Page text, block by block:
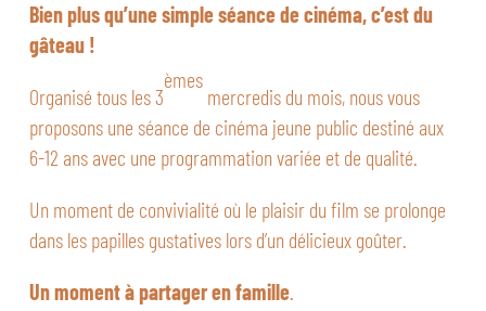
Bien plus qu’une simple séance de cinéma, c’est du
gâteau !
Organisé tous les 3
èmes
mercredis du mois, nous vous
proposons une séance de cinéma jeune public destiné aux
6-12 ans avec une programmation variée et de qualité.
Un moment de convivialité où le plaisir du film se prolonge
dans les papilles gustatives lors d’un délicieux goûter.
Un moment à partager en famille.